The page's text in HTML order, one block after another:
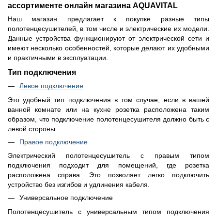
ассортименте онлайн магазина AQUAVITAL
Наш магазин предлагает к покупке разные типы
полотенцесушителей, в том числе и электрические их модели.
Данные устройства функционируют от электрической сети и
имеют несколько особенностей, которые делают их удобными
и практичными в эксплуатации.
Тип подключения
Левое подключение
Это удобный тип подключения в том случае, если в вашей
ванной комнате или на кухне розетка расположена таким
образом, что подключение полотенцесушителя должно быть с
левой стороны.
Правое подключение
Электрический полотенцесушитель с правым типом
подключения подходит для помещений, где розетка
расположена справа. Это позволяет легко подключить
устройство без изгибов и удлинения кабеля.
Универсальное подключение
Полотенцесушитель с универсальным типом подключения